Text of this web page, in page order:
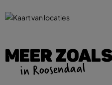
MEER
in Roosendaal